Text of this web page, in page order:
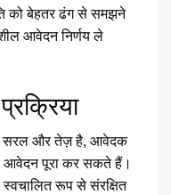
को बेहतर ढंग से समझने
आवेदन निर्णय ले
सरल और तेज़ है, आवेदक
आवेदन पूरा कर सकते हैं।
रूप से संरक्षित